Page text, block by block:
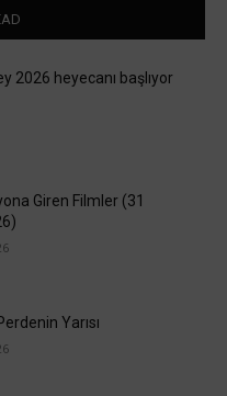
2026 heyecanı başlıyor
Giren Filmler (31
Yarısı